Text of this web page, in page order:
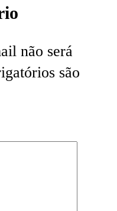
não será
são